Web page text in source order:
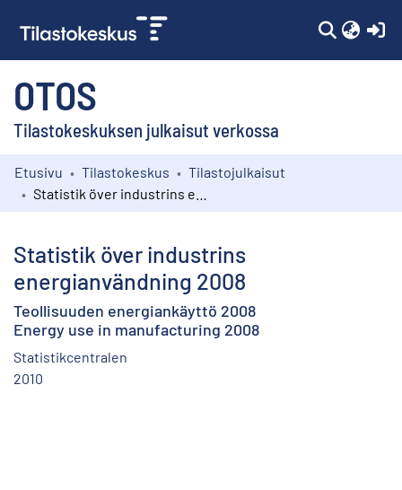
OTOS
Tilastokeskuksen julkaisut verkossa
Kokoelmat
Etusivu Tilastokeskus
Tilastojulkaisut
Statistik över industrins
energianvändning 2008
Teollisuuden energiankäyttö 2008
Energy use in manufacturing 2008
Statistikcentralen
2010